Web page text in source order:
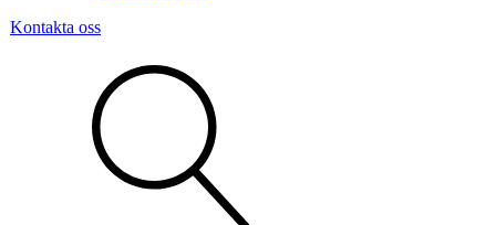
Kontakta oss